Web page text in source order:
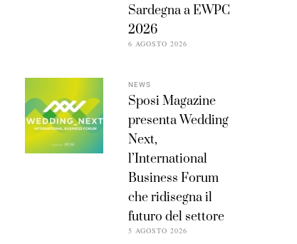
Sardegna a EWPC
2026
6 AGOSTO 2026
NEWS
Sposi Magazine
presenta Wedding
Next,
l’International
Business Forum
che ridisegna il
futuro del settore
5 AGOSTO 2026